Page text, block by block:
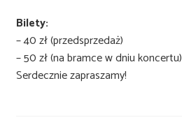
Bilety:
– 40 zł (przedsprzedaż)
– 50 zł (na bramce w dniu koncertu)
Serdecznie zapraszamy!